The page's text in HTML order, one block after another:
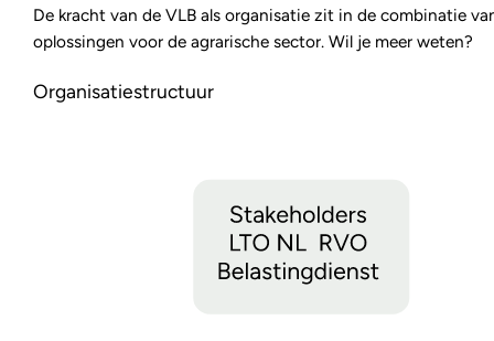
De kracht van de VLB als organisatie zit in de combinatie
oplossingen voor de agrarische sector. Wil je meer weten?
Organisatiestructuur